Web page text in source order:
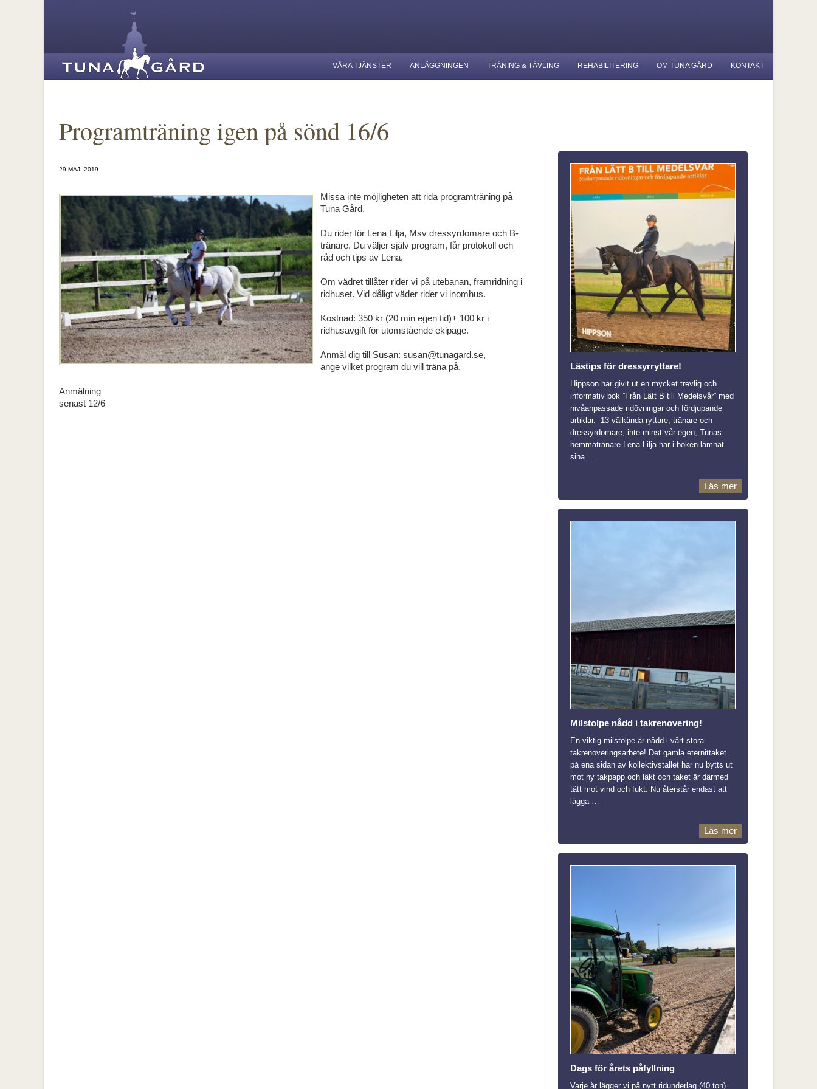
VÅRA TJÄNSTER ANLÄGGNINGEN TRÄNING & TÄVLING REHABILITERING OM TUNA GÅRD KONTAKT
Programträning igen på sönd 16/6
29 MAJ, 2019
Missa inte möjligheten att rida programträning på
Tuna Gård.
Du rider för Lena Lilja, Msv dressyrdomare och B-
tränare. Du väljer själv program, får protokoll och
råd och tips av Lena.
Om vädret tillåter rider vi på utebanan, framridning i
ridhuset. Vid dåligt väder rider vi inomhus.
Kostnad: 350 kr (20 min egen tid)+ 100 kr i
ridhusavgift för utomstående ekipage.
Anmäl dig till Susan: susan@tunagard.se,
ange vilket program du vill träna på.
Anmälning
senast 12/6
Lästips för dressyrryttare!
Hippson har givit ut en mycket trevlig och
informativ bok ”Från Lätt B till Medelsvår” med
nivåanpassade ridövningar och fördjupande
artiklar. 13 välkända ryttare, tränare och
dressyrdomare, inte minst vår egen, Tunas
hemmatränare Lena Lilja har i boken lämnat
sina …
Läs mer
Milstolpe nådd i takrenovering!
En viktig milstolpe är nådd i vårt stora
takrenoveringsarbete! Det gamla eternittaket
på ena sidan av kollektivstallet har nu bytts ut
mot ny takpapp och läkt och taket är därmed
tätt mot vind och fukt. Nu återstår endast att
lägga …
Läs mer
Dags för årets påfyllning
Varje år lägger vi på nytt ridunderlag (40 ton)